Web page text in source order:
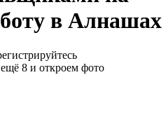
в Алнашах
8 и откроем фото